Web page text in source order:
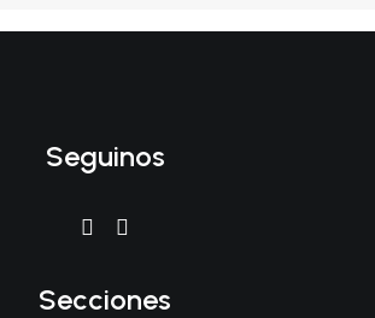
Seguinos
Secciones